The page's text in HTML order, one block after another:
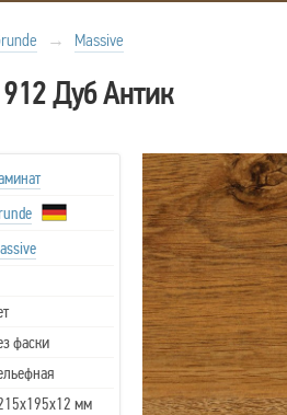
→ Massive
Дуб Антик
фаски
мм